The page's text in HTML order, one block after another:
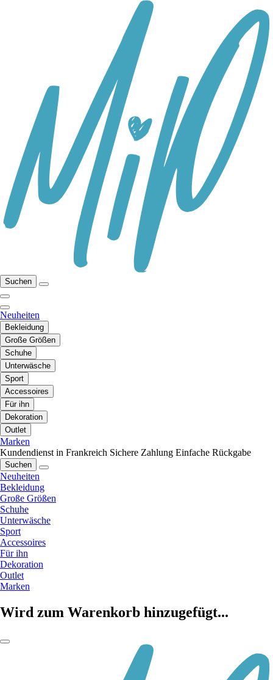
Suchen
Neuheiten
Bekleidung
Große Größen
Schuhe
Unterwäsche
Sport
Accessoires
Für ihn
Dekoration
Outlet
Marken
Kundendienst in Frankreich Sichere Zahlung Einfache Rückgabe
Suchen
Neuheiten
Bekleidung
Große Größen
Schuhe
Unterwäsche
Sport
Accessoires
Für ihn
Dekoration
Outlet
Marken
Wird zum Warenkorb hinzugefügt...